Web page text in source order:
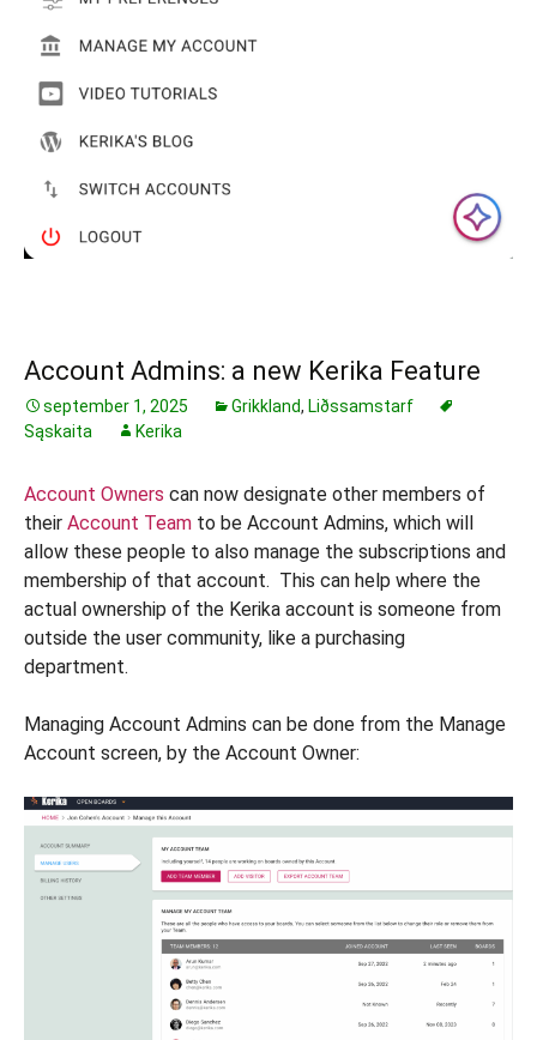
Account Admins: a new Kerika Feature
september 1, 2025 Grikkland, Liðssamstarf
Sąskaita
Kerika
Account Owners can now designate other members of
their Account Team to be Account Admins, which will
allow these people to also manage the subscriptions and
membership of that account. This can help where the
actual ownership of the Kerika account is someone from
outside the user community, like a purchasing
department.
Managing Account Admins can be done from the Manage
Account screen, by the Account Owner: